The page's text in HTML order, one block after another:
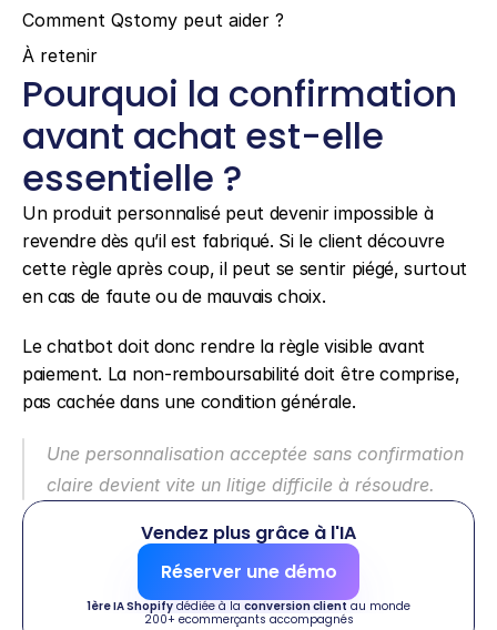
Comment Qstomy peut aider ?
À retenir
Pourquoi la confirmation
avant achat est-elle
essentielle ?
Un produit personnalisé peut devenir impossible à
revendre dès qu’il est fabriqué. Si le client découvre
cette règle après coup, il peut se sentir piégé, surtout
en cas de faute ou de mauvais choix.
Le chatbot doit donc rendre la règle visible avant
paiement. La non-remboursabilité doit être comprise,
pas cachée dans une condition générale.
Une personnalisation acceptée sans confirmation
claire devient vite un litige difficile à résoudre.
Vendez plus grâce à l'IA
Réserver une démo
1ère IA Shopify dédiée à la conversion client au monde
200+ ecommerçants accompagnés